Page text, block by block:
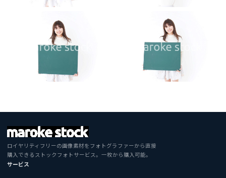
ロイヤリティフリーの画像素材をフォトグラファーから直接
購入できるストックフォトサービス。一枚から購入可能。
サービス